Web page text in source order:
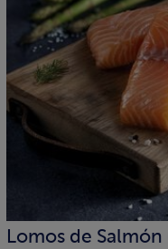
Lomos de Salmón